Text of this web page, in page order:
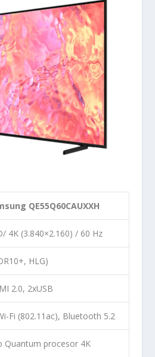
QE55Q60CAUXXH
4K (3.840×2.160) / 60 Hz
HLG)
2.0, 2xUSB
Fi (802.11ac), Bluetooth 5.2
Quantum procesor 4K